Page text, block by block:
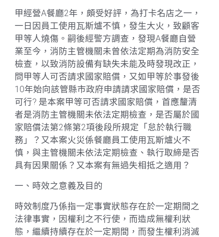
甲經營A餐廳2年，頗受好評，為打卡名店之一，
一日因員工使用瓦斯爐不慎，發生大火，致顧客
甲等人燒傷。嗣後經警方調查，發現A餐廳自營
業至今，消防主管機關未曾依法定期為消防安全
檢查，以致消防設備有缺失未能及時發現改正，
問甲等人可否請求國家賠償，又如甲等於事發後
10年始向該管縣市政府申請請求國家賠償，是否
可行? 是本案甲等可否請求國家賠償，首應釐清
者是消防主管機關未依法定期檢查，是否屬於國
家賠償法第2條第2項後段所規定「怠於執行職
務」？又本案火災係餐廳員工使用瓦斯爐火不
慎，與主管機關未依法定期檢查、執行取締是否
具有因果關係？又本案有無過失相抵之適用？
一、時效之意義及目的
時效制度乃係指一定事實狀態存在於一定期間之
法律事實，因權利之不行使，而造成無權利狀
態，繼續持續存在於一定期間，而發生權利消滅